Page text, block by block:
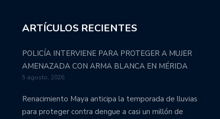
ARTÍCULOS RECIENTES
POLICÍA INTERVIENE PARA PROTEGER A MUJER
AMENAZADA CON ARMA BLANCA EN MÉRIDA
5 agosto, 2026
Renacimiento Maya anticipa la temporada de lluvias
para proteger contra dengue a casi un millón de